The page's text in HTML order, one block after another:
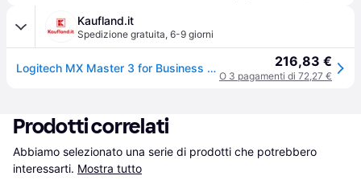
Kaufland.it
Spedizione gratuita, 6-9 giorni
Logitech MX Master 3 for Business Maus kabellos 216,83 €
O 3 pagamenti di 72,27 €
Prodotti correlati
Abbiamo selezionato una serie di prodotti che potrebbero
interessarti. Mostra tutto